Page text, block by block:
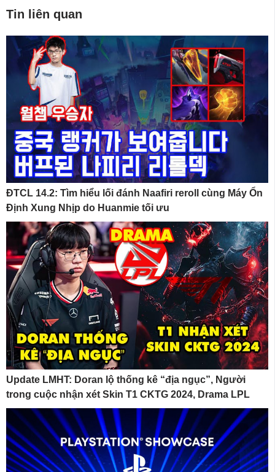
Tin liên quan
ĐTCL 14.2: Tìm hiểu lối đánh Naafiri reroll cùng Máy Ổn
Định Xung Nhịp do Huanmie tối ưu
Update LMHT: Doran lộ thống kê “địa ngục”, Người
trong cuộc nhận xét Skin T1 CKTG 2024, Drama LPL